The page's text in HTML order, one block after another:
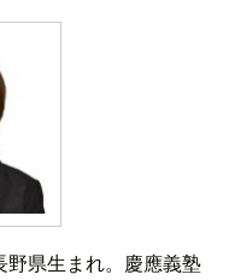
県生まれ。慶應義塾